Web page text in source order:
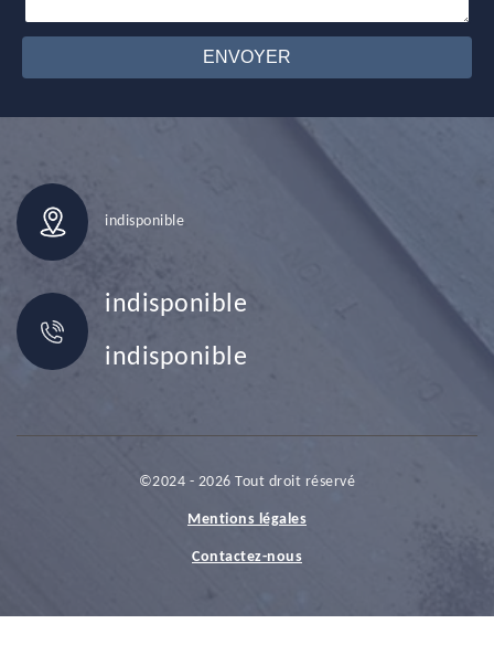
indisponible
indisponible
indisponible
©2024 - 2026 Tout droit réservé
Mentions légales
Contactez-nous